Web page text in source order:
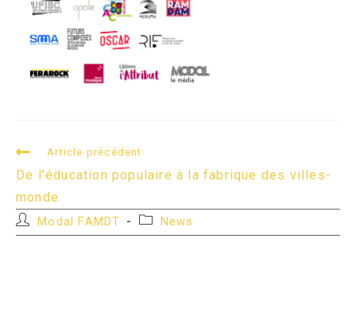
READ
ARTICLES
Article précédent
De l’éducation populaire à la fabrique des villes-
monde
Auteur/autrice
de
Modal FAMDT
Post
category:
News